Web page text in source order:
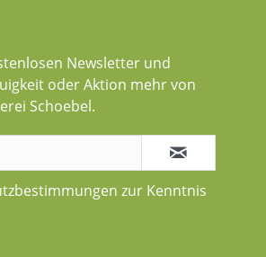
Newsletter und
oder Aktion mehr von
Schoebel.
zur Kenntnis